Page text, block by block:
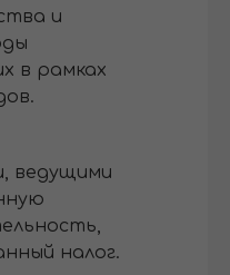
и
в рамках
ведущими
налог.